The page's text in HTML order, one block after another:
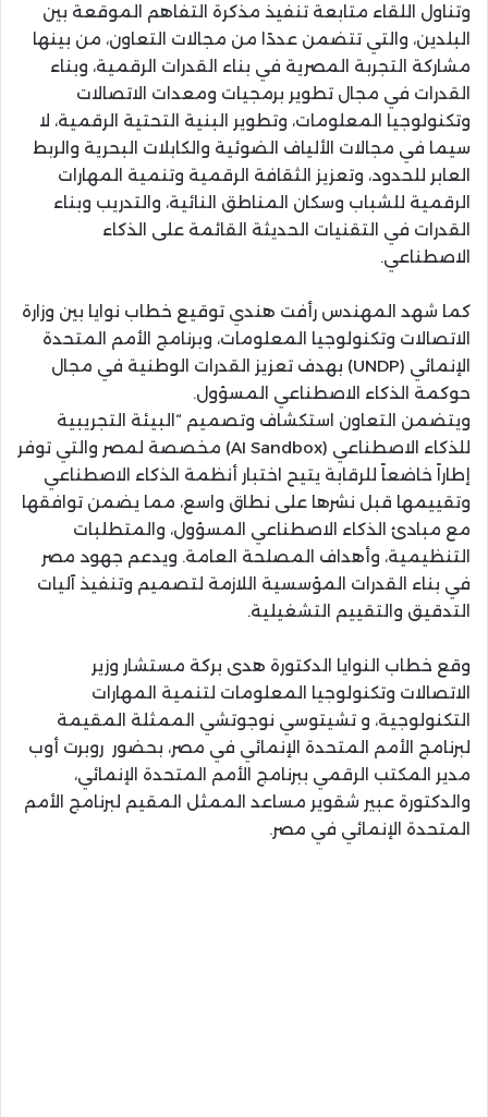
وتناول اللقاء متابعة تنفيذ مذكرة التفاهم الموقعة بين
البلدين، والتي تتضمن عددًا من مجالات التعاون، من بينها
مشاركة التجربة المصرية في بناء القدرات الرقمية، وبناء
القدرات في مجال تطوير برمجيات ومعدات الاتصالات
وتكنولوجيا المعلومات، وتطوير البنية التحتية الرقمية، لا
سيما في مجالات الألياف الضوئية والكابلات البحرية والربط
العابر للحدود، وتعزيز الثقافة الرقمية وتنمية المهارات
الرقمية للشباب وسكان المناطق النائية، والتدريب وبناء
القدرات في التقنيات الحديثة القائمة على الذكاء
الاصطناعي.
كما شهد المهندس رأفت هندي توقيع خطاب نوايا بين وزارة
الاتصالات وتكنولوجيا المعلومات، وبرنامج الأمم المتحدة
الإنمائي (UNDP) بهدف تعزيز القدرات الوطنية في مجال
حوكمة الذكاء الاصطناعي المسؤول.
ويتضمن التعاون استكشاف وتصميم “البيئة التجريبية
للذكاء الاصطناعي (AI Sandbox) مخصصة لمصر والتي توفر
إطاراً خاضعاً للرقابة يتيح اختبار أنظمة الذكاء الاصطناعي
وتقييمها قبل نشرها على نطاق واسع، مما يضمن توافقها
مع مبادئ الذكاء الاصطناعي المسؤول، والمتطلبات
التنظيمية، وأهداف المصلحة العامة. ويدعم جهود مصر
في بناء القدرات المؤسسية اللازمة لتصميم وتنفيذ آليات
التدقيق والتقييم التشغيلية.
وقع خطاب النوايا الدكتورة هدى بركة مستشار وزير
الاتصالات وتكنولوجيا المعلومات لتنمية المهارات
التكنولوجية، و تشيتوسي نوجوتشي الممثلة المقيمة
لبرنامج الأمم المتحدة الإنمائي في مصر، بحضور روبرت أوب
مدير المكتب الرقمي ببرنامج الأمم المتحدة الإنمائي،
والدكتورة عبير شقوير مساعد الممثل المقيم لبرنامج الأمم
المتحدة الإنمائي في مصر.